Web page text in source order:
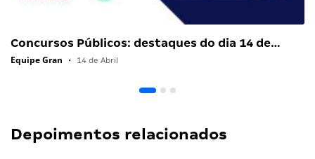
Concursos Públicos: destaques do dia 14 de…
Equipe Gran • 14 de Abril
Depoimentos relacionados